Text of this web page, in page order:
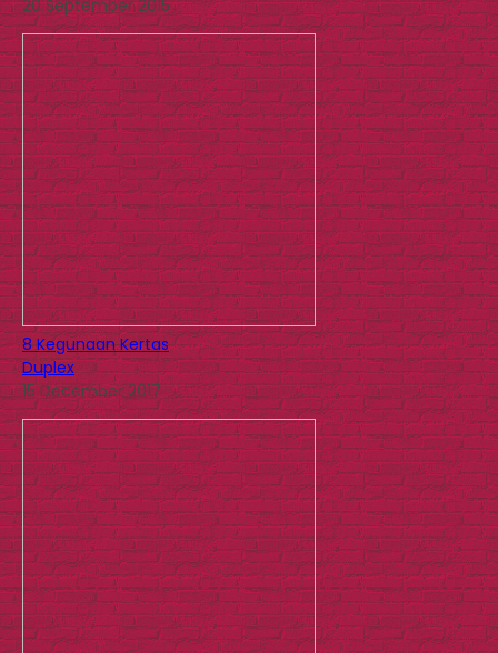
20 September 2015
8 Kegunaan Kertas
Duplex
15 December 2017